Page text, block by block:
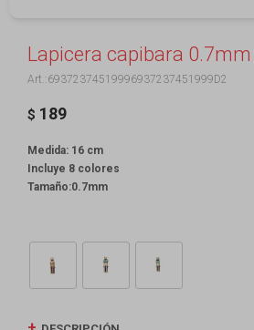
Lapicera capibara 0.7mm
69372374519996937237451999D2
$ 189
Medida: 16 cm
Incluye 8 colores
Tamaño:0.7mm